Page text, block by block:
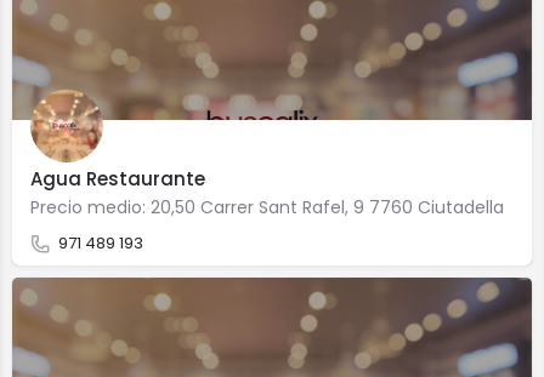
Agua Restaurante
Precio medio: 20,50 Carrer Sant Rafel, 9 7760 Ciutadella
971 489 193